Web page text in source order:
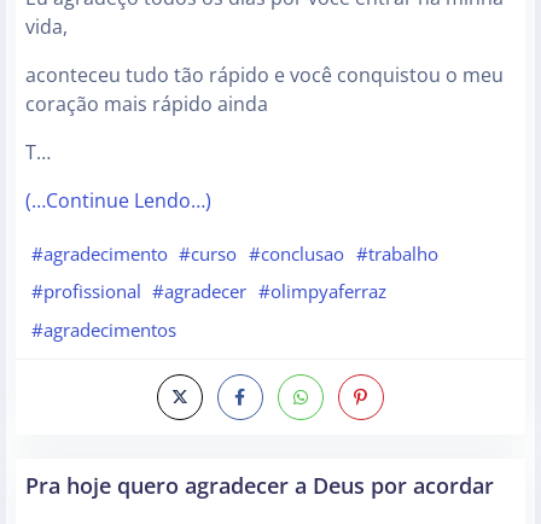
vida,
aconteceu tudo tão rápido e você conquistou o meu
coração mais rápido ainda
T…
(…Continue Lendo…)
#agradecimento #curso #conclusao #trabalho
#profissional #agradecer #olimpyaferraz
#agradecimentos
Pra hoje quero agradecer a Deus por acordar